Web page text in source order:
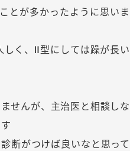
とが多かったように思いま
しく、Ⅱ型にしては躁が長い
せんが、主治医と相談しな
断がつけば良いなと思って